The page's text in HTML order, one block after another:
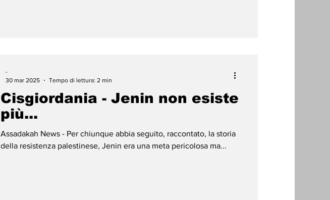
Cisgiordania - Jenin non esiste
più...
Assadakah News - Per chiunque abbia seguito, raccontato, la storia
della resistenza palestinese, Jenin era una meta pericolosa ma...
-
30 mar 2025
Tempo di lettura: 2 min